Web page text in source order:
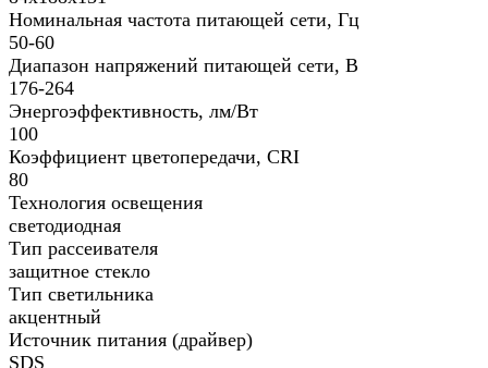
Номинальная частота питающей сети, Гц
50-60
Диапазон напряжений питающей сети, В
176-264
Энергоэффективность, лм/Вт
100
Коэффициент цветопередачи, CRI
80
Технология освещения
светодиодная
Тип рассеивателя
защитное стекло
Тип светильника
акцентный
Источник питания (драйвер)
SDS